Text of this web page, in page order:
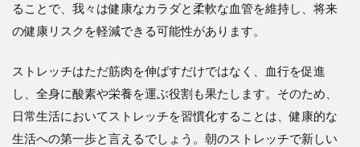
ることで、我々は健康なカラダと柔軟な血管を維持し、将来
の健康リスクを軽減できる可能性があります。
ストレッチはただ筋肉を伸ばすだけではなく、血行を促進
し、全身に酸素や栄養を運ぶ役割も果たします。そのため、
日常生活においてストレッチを習慣化することは、健康的な
生活への第一歩と言えるでしょう。朝のストレッチで新しい